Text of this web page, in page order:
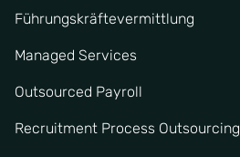
Führungskräftevermittlung
Managed Services
Outsourced Payroll
Recruitment Process Outsourcing